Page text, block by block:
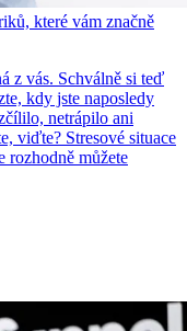
které vám značně
z vás. Schválně si teď
kdy jste naposledy
netrápilo ani
viďte? Stresové situace
rozhodně můžete